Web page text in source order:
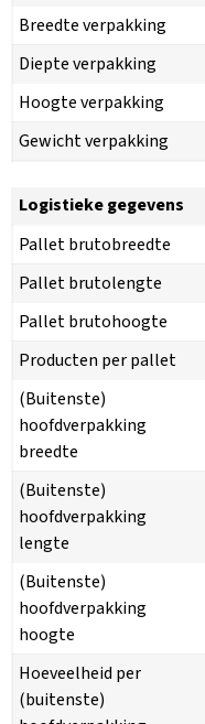
Breedte verpakking
Diepte verpakking
Hoogte verpakking
Gewicht verpakking
Logistieke gegevens
Pallet brutobreedte
Pallet brutolengte
Pallet brutohoogte
Producten per pallet
(Buitenste)
hoofdverpakking
breedte
(Buitenste)
hoofdverpakking
lengte
(Buitenste)
hoofdverpakking
hoogte
Hoeveelheid per
(buitenste)